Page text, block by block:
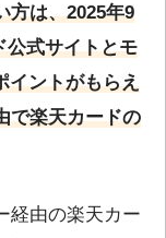
方は、2025年9
公式サイトとモ
イントがもらえ
で楽天カードの
経由の楽天カー